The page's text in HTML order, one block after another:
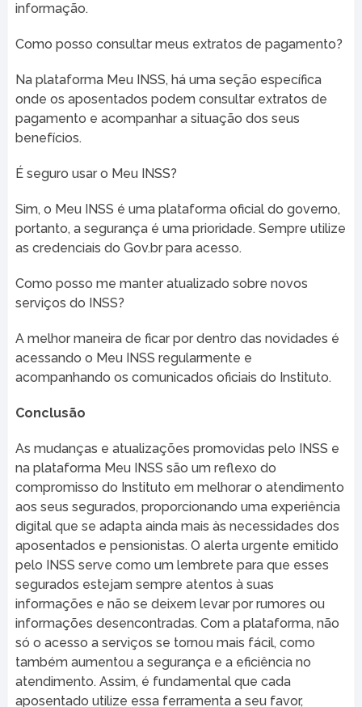
informação.
Como posso consultar meus extratos de pagamento?
Na plataforma Meu INSS, há uma seção específica
onde os aposentados podem consultar extratos de
pagamento e acompanhar a situação dos seus
benefícios.
É seguro usar o Meu INSS?
Sim, o Meu INSS é uma plataforma oficial do governo,
portanto, a segurança é uma prioridade. Sempre utilize
as credenciais do Gov.br para acesso.
Como posso me manter atualizado sobre novos
serviços do INSS?
A melhor maneira de ficar por dentro das novidades é
acessando o Meu INSS regularmente e
acompanhando os comunicados oficiais do Instituto.
Conclusão
As mudanças e atualizações promovidas pelo INSS e
na plataforma Meu INSS são um reflexo do
compromisso do Instituto em melhorar o atendimento
aos seus segurados, proporcionando uma experiência
digital que se adapta ainda mais às necessidades dos
aposentados e pensionistas. O alerta urgente emitido
pelo INSS serve como um lembrete para que esses
segurados estejam sempre atentos à suas
informações e não se deixem levar por rumores ou
informações desencontradas. Com a plataforma, não
só o acesso a serviços se tornou mais fácil, como
também aumentou a segurança e a eficiência no
atendimento. Assim, é fundamental que cada
aposentado utilize essa ferramenta a seu favor,